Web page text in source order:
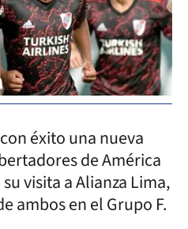
éxito una nueva
de América
visita a Alianza Lima,
ambos en el Grupo F.